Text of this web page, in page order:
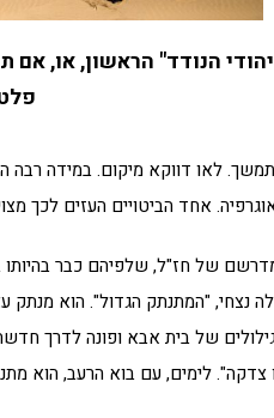
הנודד" הראשון, או, אם
לאו דווקא מיקום. במידה רבה
אחד הביטויים העזים לכך
של חז"ל, שלפיהם כבר
נצחי, "המתנתק הגדול". הוא מנתק
של בית אבא ופונה לדרך
צדקה". לימים, עם בוא הרעב, הוא